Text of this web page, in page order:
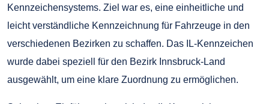
Kennzeichensystems. Ziel war es, eine einheitliche und
leicht verständliche Kennzeichnung für Fahrzeuge in den
verschiedenen Bezirken zu schaffen. Das IL-Kennzeichen
wurde dabei speziell für den Bezirk Innsbruck-Land
ausgewählt, um eine klare Zuordnung zu ermöglichen.